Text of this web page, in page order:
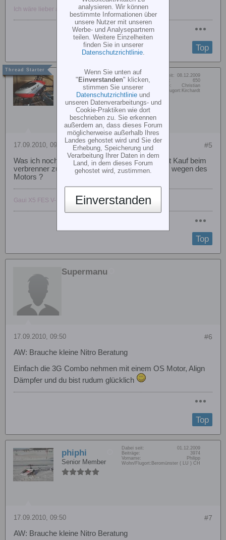
Ich wäre lieber am fliegen...
Top
OreY
Member
Dabei seit: 08.12.2009
Beiträge:
650
Vorname:
Christian
Wohn/Flugort: Kirchardt
#5
17.09.2010, 09:48
Was ich noch vergessen habe, ist ein gebraucht Kauf beim
verbrenner zu überlegen ? Oder lieber alles neu wegen des
Motors ?
Gaui X5 FES V-Stabi / Futaba T8FG
Top
Supermanu
#6
17.09.2010, 09:50
AW: Brauche kleine Nitro Beratung
Einfach die 3G Combo nehmen mit einem OS Motor, Align
Dämpfer und du bist rudum glücklich
Top
phiphi
Senior Member
Dabei seit:
01.12.2009
Beiträge:
3974
Vorname:
Philipp
Wohn/Flugort: Beromünster ( LU ) CH
#7
17.09.2010, 09:50
AW: Brauche kleine Nitro Beratung
analysieren. Wir können
bestimmte Informationen über
unsere Nutzer mit unseren
Werbe- und Analysepartnern
teilen. Weitere Einzelheiten
finden Sie in unserer
Datenschutzrichtlinie.
Wenn Sie unten auf
" Einverstanden" klicken,
stimmen Sie unserer
Datenschutzrichtlinie und
unseren Datenverarbeitungs- und
Cookie-Praktiken wie dort
beschrieben zu. Sie erkennen
außerdem an, dass dieses Forum
möglicherweise außerhalb Ihres
Landes gehostet wird und Sie der
Erhebung, Speicherung und
Verarbeitung Ihrer Daten in dem
Land, in dem dieses Forum
gehostet wird, zustimmen.
Einverstanden